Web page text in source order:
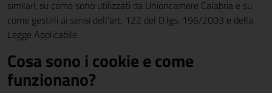
similari, su come sono utilizzati da Unioncamere Calabria e su
come gestirli ai sensi dell'art. 122 del D.lgs. 196/2003 e della
Legge Applicabile.
Cosa sono i cookie e come
funzionano?